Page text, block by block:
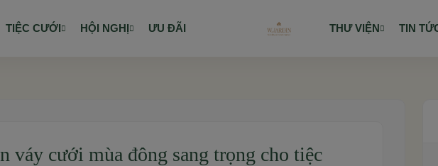
TIỆC CƯỚI HỘI NGHỊ ƯU ĐÃI THƯ VIỆN TIN
váy cưới mùa đông sang trọng cho tiệc